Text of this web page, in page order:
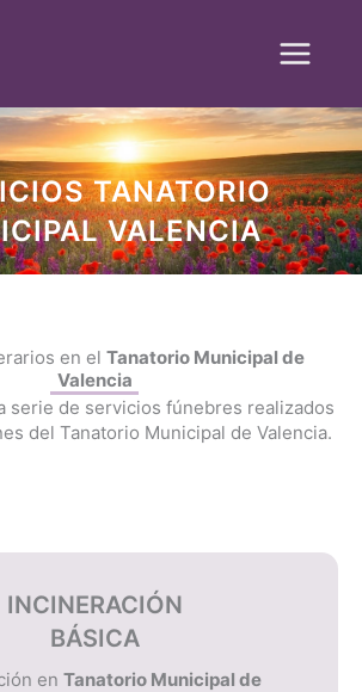
TANATORIO
VALENCIA
en el Tanatorio Municipal de
Valencia
serie de servicios fúnebres realizados
del Tanatorio Municipal de Valencia.
INCINERACIÓN
BÁSICA
en Tanatorio Municipal de